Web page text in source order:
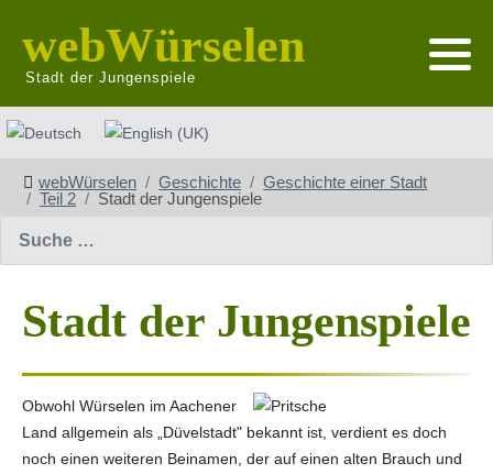
webWürselen
Stadt der Jungenspiele
Sprache auswählen
webWürselen Geschichte
Geschichte einer Stadt
Teil 2
Stadt der Jungenspiele
Stadt der Jungenspiele
Obwohl Würselen im Aachener
Land allgemein als „Düvelstadt" bekannt ist, verdient es doch
noch einen weiteren Beinamen, der auf einen alten Brauch und